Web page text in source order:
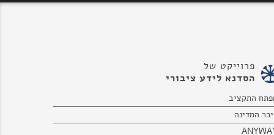
פרוייקט של
הסדנא לידע ציבורי
התקציב
המדינה